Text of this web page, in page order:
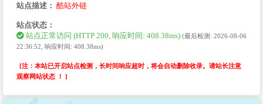
站点描述： 酷站外链
站点状态：
站点正常访问 (HTTP 200, 响应时间: 408.38ms) (最后检测: 2026-08-06
22:36:52, 响应时间: 408.38ms)
[注：本站已开启站点检测，长时间响应超时，将会自动删除收录。请站长注意
观察网站状态 ！ ]